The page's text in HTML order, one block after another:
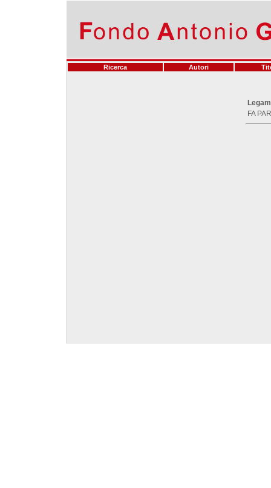
Ricerca Autori
FA